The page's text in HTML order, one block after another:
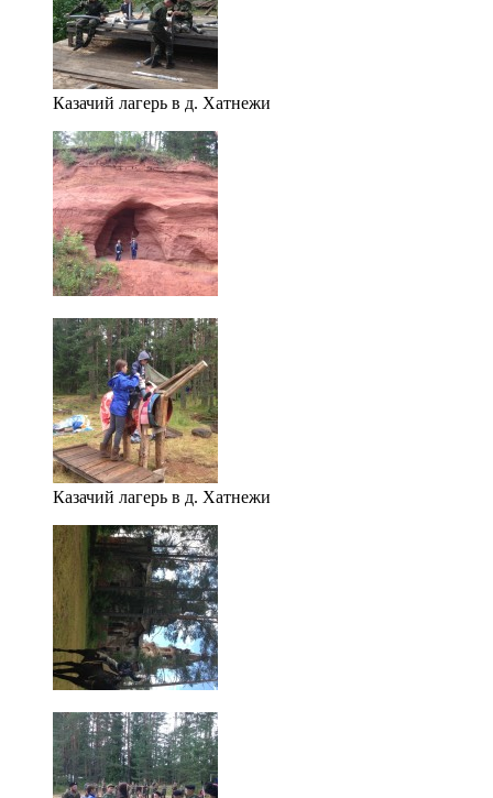
Казачий лагерь в д. Хатнежи
Казачий лагерь в д. Хатнежи